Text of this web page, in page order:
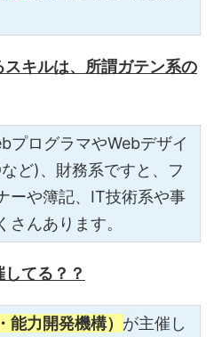
キルは、所謂ガテン系の
プログラマやWebデザイ
ど)、財務系ですと、フ
ーや簿記、IT技術系や事
んあります。
てる？？
能力開発機構） が主催し